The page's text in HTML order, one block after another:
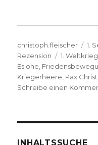
Autor
christoph.fleischer
am
1.
Rezension
1. Weltkrieg
Eslohe
Kriegerheere Pax
Schreibe einen
INHALTSSUCHE